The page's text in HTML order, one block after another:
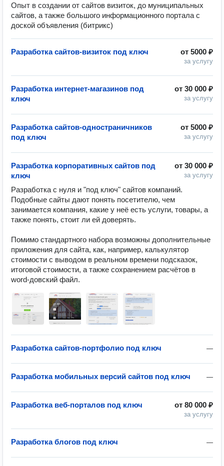
Опыт в создании от сайтов визиток, до муниципальных
сайтов, а также большого информационного портала с
доской объявления (битрикс)
от 5000 ₽
за услугу
Разработка сайтов-визиток под ключ
от 30 000 ₽
за услугу
Разработка интернет-магазинов под
ключ
от 5000 ₽
за услугу
Разработка сайтов-одностраничников
под ключ
от 30 000 ₽
за услугу
Разработка корпоративных сайтов под
ключ
Разработка с нуля и "под ключ" сайтов компаний.
Подобные сайты дают понять посетителю, чем
занимается компания, какие у неё есть услуги, товары, а
также понять, стоит ли ей доверять.
Помимо стандартного набора возможны дополнительные
приложения для сайта, как, например, калькулятор
стоимости с выводом в реальном времени подсказок,
итоговой стоимости, а также сохранением расчётов в
word-довский файл.
—
Разработка сайтов-портфолио под ключ
—
Разработка мобильных версий сайтов под ключ
от 80 000 ₽
за услугу
Разработка веб-порталов под ключ
—
Разработка блогов под ключ